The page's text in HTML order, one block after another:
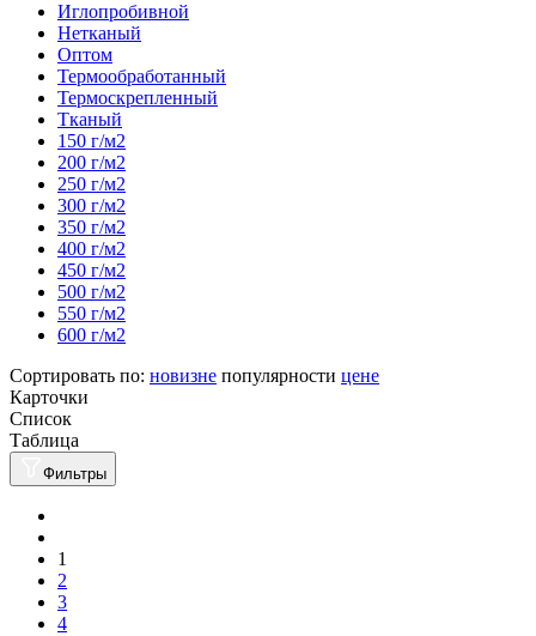
Иглопробивной
Нетканый
Оптом
Термообработанный
Термоскрепленный
Тканый
150 г/м2
200 г/м2
250 г/м2
300 г/м2
350 г/м2
400 г/м2
450 г/м2
500 г/м2
550 г/м2
600 г/м2
Сортировать по: новизне популярности цене
Карточки
Список
Таблица
Фильтры
1
2
3
4